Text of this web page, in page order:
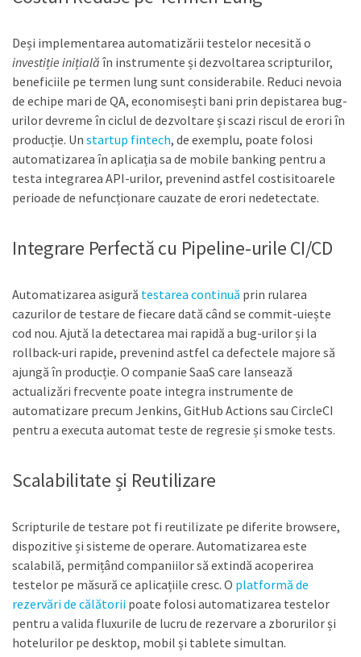
Deși implementarea automatizării testelor necesită o
investiție inițială în instrumente și dezvoltarea scripturilor,
beneficiile pe termen lung sunt considerabile. Reduci nevoia
de echipe mari de QA, economisești bani prin depistarea bug-
urilor devreme în ciclul de dezvoltare și scazi riscul de erori în
producție. Un startup fintech, de exemplu, poate folosi
automatizarea în aplicația sa de mobile banking pentru a
testa integrarea API-urilor, prevenind astfel costisitoarele
perioade de nefuncționare cauzate de erori nedetectate.
Integrare Perfectă cu Pipeline-urile CI/CD
Automatizarea asigură testarea continuă prin rularea
cazurilor de testare de fiecare dată când se commit-uiește
cod nou. Ajută la detectarea mai rapidă a bug-urilor și la
rollback-uri rapide, prevenind astfel ca defectele majore să
ajungă în producție. O companie SaaS care lansează
actualizări frecvente poate integra instrumente de
automatizare precum Jenkins, GitHub Actions sau CircleCI
pentru a executa automat teste de regresie și smoke tests.
Scalabilitate și Reutilizare
Scripturile de testare pot fi reutilizate pe diferite browsere,
dispozitive și sisteme de operare. Automatizarea este
scalabilă, permițând companiilor să extindă acoperirea
testelor pe măsură ce aplicațiile cresc. O platformă de
rezervări de călătorii poate folosi automatizarea testelor
pentru a valida fluxurile de lucru de rezervare a zborurilor și
hotelurilor pe desktop, mobil și tablete simultan.